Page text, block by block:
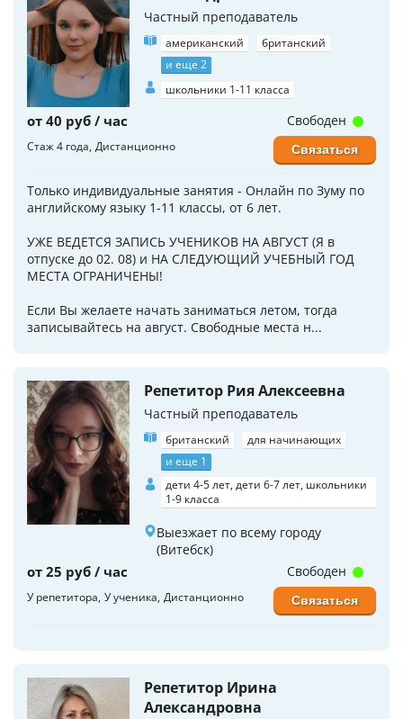
Частный преподаватель
американский
британский
и еще 2
школьники 1-11 класса
от 40 руб / час
Стаж 4 года Дистанционно
Только индивидуальные занятия - Онлайн по Зуму по
английскому языку 1-11 классы, от 6 лет.
УЖЕ ВЕДЕТСЯ ЗАПИСЬ УЧЕНИКОВ НА АВГУСТ (Я в
отпуске до 02. 08) и НА СЛЕДУЮЩИЙ УЧЕБНЫЙ ГОД
МЕСТА ОГРАНИЧЕНЫ!
Если Вы желаете начать заниматься летом, тогда
записывайтесь на август. Свободные места н...
Свободен
Связаться
Репетитор Рия Алексеевна
Частный преподаватель
британский
для начинающих
и еще 1
дети 4-5 лет, дети 6-7 лет, школьники
1-9 класса
Выезжает по всему городу
(Витебск)
от 25 руб / час
У репетитора У ученика Дистанционно
Свободен
Связаться
Репетитор Ирина
Александровна